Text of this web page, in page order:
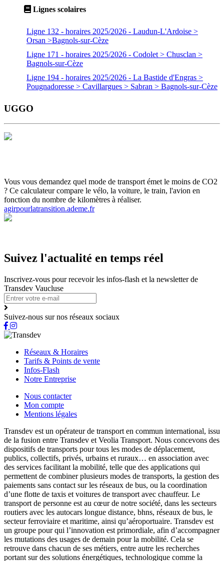
Lignes scolaires
Ligne 132 - horaires 2025/2026 - Laudun-L'Ardoise >
Orsan >Bagnols-sur-Cèze
Ligne 171 - horaires 2025/2026 - Codolet > Chusclan >
Bagnols-sur-Cèze
Ligne 194 - horaires 2025/2026 - La Bastide d'Engras >
Pougnadoresse > Cavillargues > Sabran > Bagnols-sur-Cèze
UGGO
Vous vous demandez quel mode de transport émet le moins de CO2
? Ce calculateur compare le vélo, la voiture, le train, l'avion en
fonction du nombre de kilomètres à réaliser.
agirpourlatransition.ademe.fr
Suivez l'actualité en temps réel
Inscrivez-vous pour recevoir les infos-flash et la newsletter de
Transdev Vaucluse
Suivez-nous sur nos réseaux sociaux
Réseaux & Horaires
Tarifs & Points de vente
Infos-Flash
Notre Entreprise
Nous contacter
Mon compte
Mentions légales
Transdev est un opérateur de transport en commun international, issu
de la fusion entre Transdev et Veolia Transport. Nous concevons des
dispositifs de transports pour tous les modes de déplacement,
publics, collectifs, privés, urbains et ruraux… en association avec
des services facilitant la mobilité, telle que des applications qui
permettent de combiner plusieurs modes de transports, la gestion des
paiements sans contact sur les réseaux de bus, ou la coordination
d’une flotte de taxis et voitures de transport avec chauffeur. Le
transport de personne est au cœur de notre société, dans les secteurs
routiers avec les autocars longue distance, bhns, réseaux de bus, le
secteur ferroviaire et maritime, ainsi qu’aéroportuaire. Transdev est
un groupe pour qui l’innovation est primordiale, afin d’accompagner
les mutations des usages de demain pour la mobilité. Cela se
retrouve dans chacun de ses métiers, entre autre les recherches
portant sur des solutions énergétiques, technologique comme la